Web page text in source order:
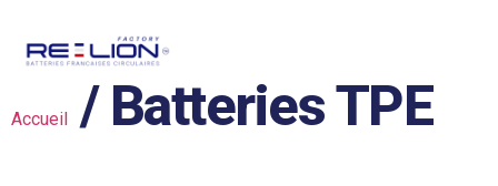
Accueil / Batteries TPE